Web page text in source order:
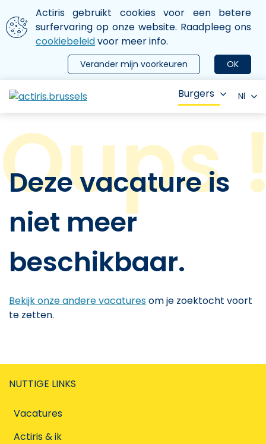
Aller au contenu principal
We gebruiken cookies
Actiris gebruikt cookies voor een betere
surfervaring op onze website. Raadpleeg ons
cookiebeleidvoor meer info.
OK
Verander mijn voorkeuren
le menu
Burgers Nl
Deze vacature is
niet meer
beschikbaar.
Bekijk onze andere vacaturesom je zoektocht voort
te zetten.
NUTTIGE LINKS
Vacatures
Actiris & ik